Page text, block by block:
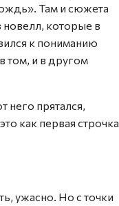
Там и сюжета
новелл, которые в
к пониманию
том, и в другом
него прятался,
как первая строчка
ужасно. Но с точки